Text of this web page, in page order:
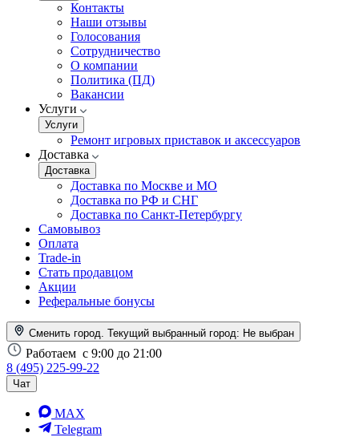
Контакты
Наши отзывы
Голосования
Сотрудничество
О компании
Политика (ПД)
Вакансии
Услуги
Услуги
Ремонт игровых приставок и аксессуаров
Доставка
Доставка
Доставка по Москве и МО
Доставка по РФ и СНГ
Доставка по Санкт-Петербургу
Самовывоз
Оплата
Trade-in
Стать продавцом
Акции
Реферальные бонусы
Сменить город. Текущий выбранный город: Не выбран
Работаем с 9:00 до 21:00
8 (495) 225-99-22
Чат
MAX
Telegram